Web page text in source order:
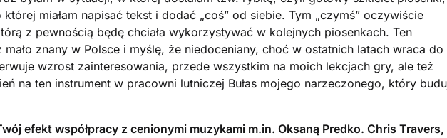
miałam napisać tekst i dodać „coś” od siebie. Tym „czymś” oczywiście
z pewnością będę chciała wykorzystywać w kolejnych piosenkach. Ten
mało znany w Polsce i myślę, że niedoceniany, choć w ostatnich latach wraca do
wzrost zainteresowania, przede wszystkim na moich lekcjach gry, ale też
na ten instrument w pracowni lutniczej Bułas mojego narzeczonego, który
efekt współpracy z cenionymi muzykami m.in. Oksaną Predko. Chris Travers,